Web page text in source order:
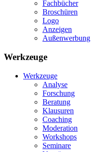
Fachbücher
Broschüren
Logo
Anzeigen
Außenwerbung
Werkzeuge
Werkzeuge
Analyse
Forschung
Beratung
Klausuren
Coaching
Moderation
Workshops
Seminare